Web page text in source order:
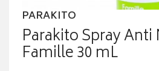
PARAKITO
Parakito Spray
Famille 30 mL